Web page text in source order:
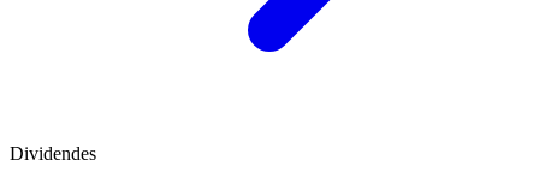
Dividendes